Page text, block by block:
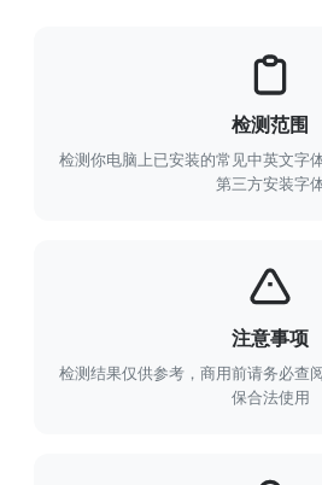
检测范围
检测你电脑上已安装的常见中英文字
第三方安装字
注意事项
检测结果仅供参考，商用前请务必查
保合法使用